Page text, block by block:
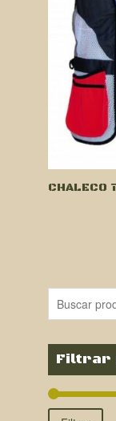
CHALECO
Filtrar